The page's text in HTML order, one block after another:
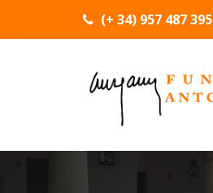
(+ 34) 957 487 395